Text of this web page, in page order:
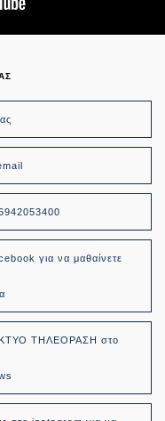
για να μαθαίνετε
ΤΗΛΕΟΡΑΣΗ στο